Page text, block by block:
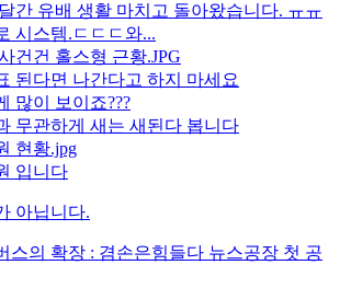
간 유배 생활 마치고 돌아왔습니다. ㅠㅠ
시스템.ㄷㄷㄷ와...
건건 홀스형 근황.JPG
된다면 나간다고 하지 마세요
많이 보이죠???
무관하게 새는 새된다 봅니다
현황.jpg
입니다
아닙니다.
스의 확장 : 겸손은힘들다 뉴스공장 첫 공